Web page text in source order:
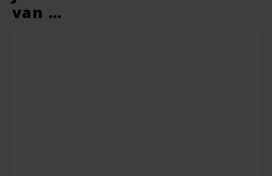
Vereiste velden zijn gemarkeerd met
van …